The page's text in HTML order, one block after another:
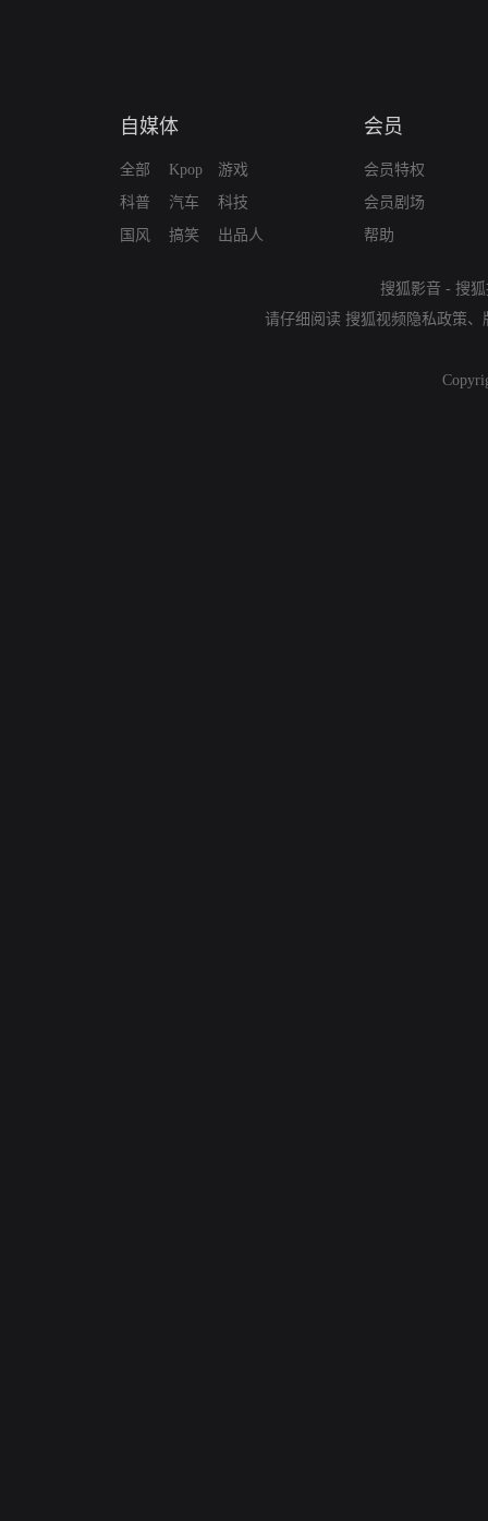
自媒体
全部
科普
国风
Kpop
汽车
搞笑
游戏
科技
出品人
会员
会员特权
会员剧场
帮助
搜狐影音 - 搜
请仔细阅读 搜狐视频隐私政策、